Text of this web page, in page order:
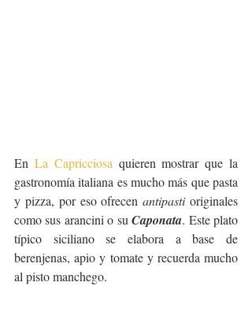
En La Capricciosa quieren mostrar que la
gastronomía italiana es mucho más que pasta
y pizza, por eso ofrecen antipasti originales
como sus arancini o su Caponata. Este plato
típico siciliano se elabora a base de
berenjenas, apio y tomate y recuerda mucho
al pisto manchego.